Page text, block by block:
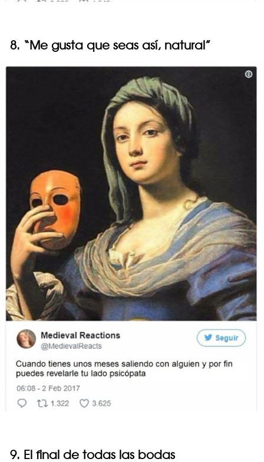
8. “Me gusta que seas así, natural”
9. El final de todas las bodas